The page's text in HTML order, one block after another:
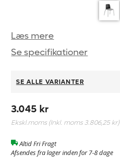
Læs mere
Se specifikationer
SE ALLE VARIANTER
3.045 kr
Ekskl.moms (Inkl. moms3.806,25 kr)
Altid Fri Fragt
Afsendes fra lager inden for 7-8 dage